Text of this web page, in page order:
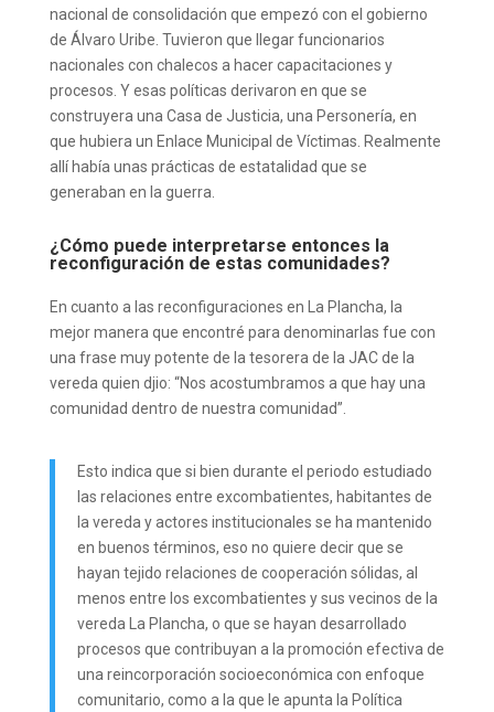
nacional de consolidación que empezó con el gobierno
de Álvaro Uribe. Tuvieron que llegar funcionarios
nacionales con chalecos a hacer capacitaciones y
procesos. Y esas políticas derivaron en que se
construyera una Casa de Justicia, una Personería, en
que hubiera un Enlace Municipal de Víctimas. Realmente
allí había unas prácticas de estatalidad que se
generaban en la guerra.
¿Cómo puede interpretarse entonces la
reconfiguración de estas comunidades?
En cuanto a las reconfiguraciones en La Plancha, la
mejor manera que encontré para denominarlas fue con
una frase muy potente de la tesorera de la JAC de la
vereda quien djio: “Nos acostumbramos a que hay una
comunidad dentro de nuestra comunidad”.
Esto indica que si bien durante el periodo estudiado
las relaciones entre excombatientes, habitantes de
la vereda y actores institucionales se ha mantenido
en buenos términos, eso no quiere decir que se
hayan tejido relaciones de cooperación sólidas, al
menos entre los excombatientes y sus vecinos de la
vereda La Plancha, o que se hayan desarrollado
procesos que contribuyan a la promoción efectiva de
una reincorporación socioeconómica con enfoque
comunitario, como a la que le apunta la Política